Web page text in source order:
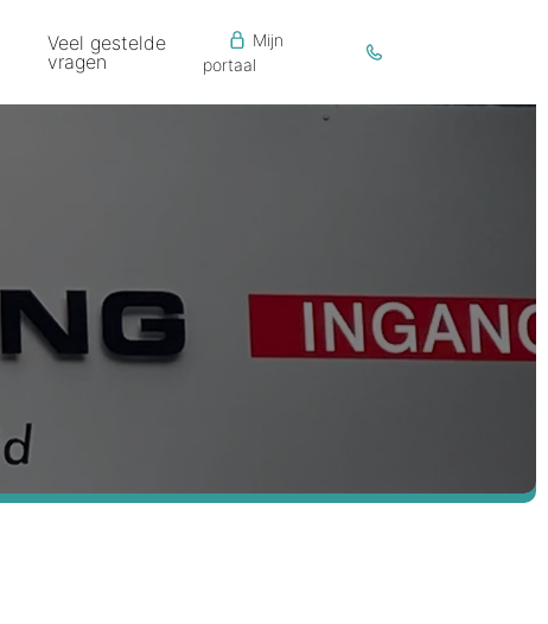
Veel gestelde
vragen
Mijn
portaal